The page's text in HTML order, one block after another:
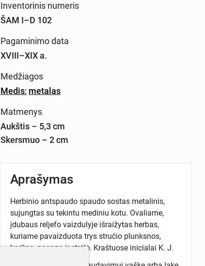
Inventorinis numeris
ŠAM I–D 102
Pagaminimo data
XVIII–XIX a.
Medžiagos
Medis; metalas
Matmenys
Aukštis – 5,3 cm
Skersmuo – 2 cm
Aprašymas
Herbinio antspaudo spaudo sostas metalinis,
sujungtas su tekintu mediniu kotu. Ovaliame,
įdubaus reljefo vaizdulyje išraižytas herbas,
kuriame pavaizduota trys stručio plunksnos,
karūna, pasaga ir strėlė. Kraštuose inicialai K. J.